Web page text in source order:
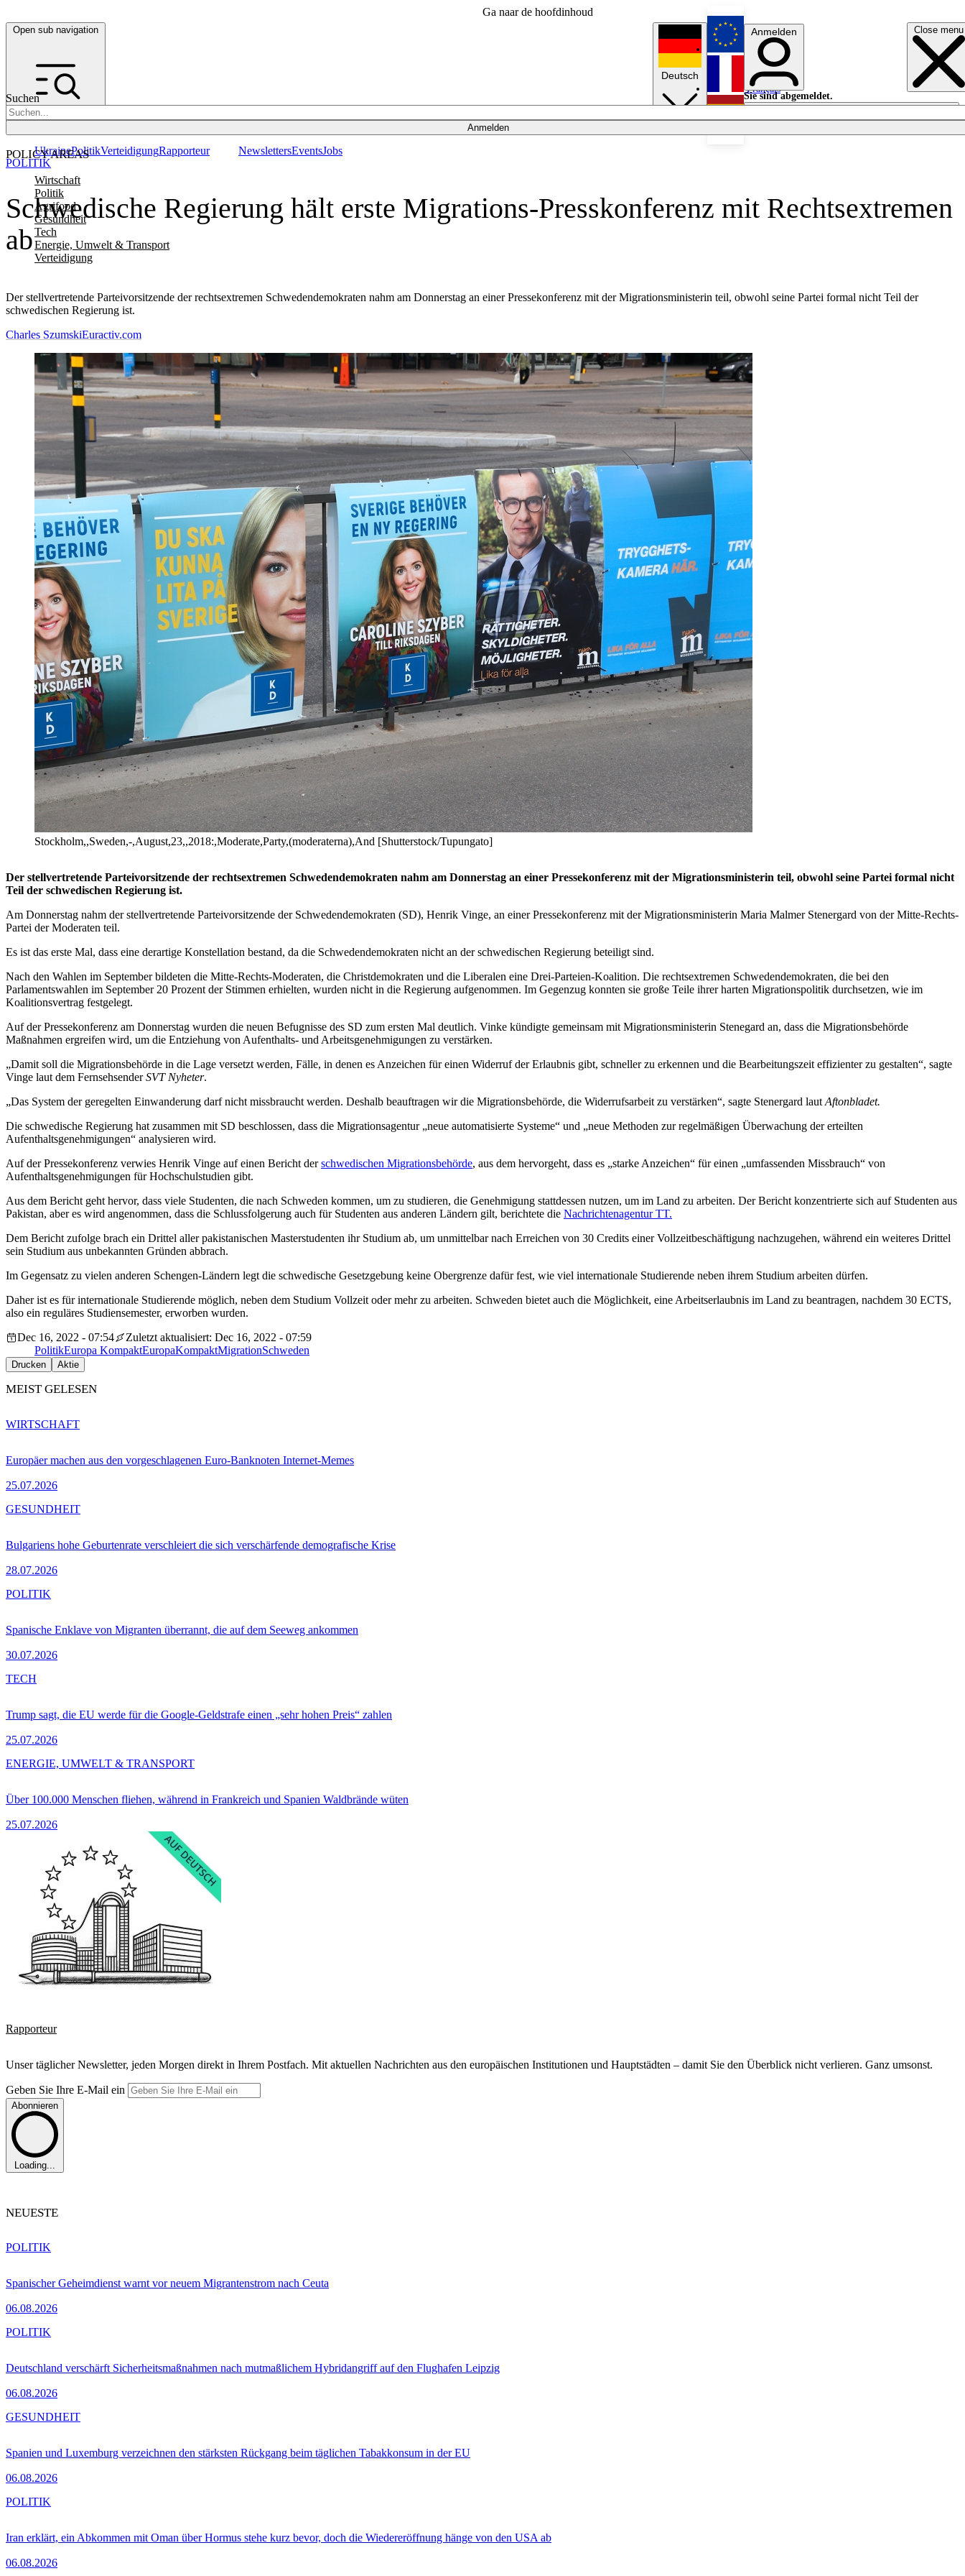
Ga naar de hoofdinhoud
Open sub navigation Close menu
Suchen
Anmelden
POLICY AREAS
Wirtschaft
Politik
Agrifood
Gesundheit
Tech
Energie, Umwelt & Transport
Verteidigung
UkrainePolitikVerteidigungRapporteur NewslettersEventsJobs
Deutsch
English
Français
Anmelden
Sie sind abgemeldet.
Anmelden
Licht aus
Schwedische Regierung hält erste Migrations-Presskonferenz mit Rechtsextremen
ab
Der stellvertretende Parteivorsitzende der rechtsextremen Schwedendemokraten nahm am Donnerstag an einer Pressekonferenz mit der Migrationsministerin teil, obwohl seine Partei formal nicht Teil der
schwedischen Regierung ist.
POLITIK
Charles SzumskiEuractiv.com
Stockholm,,Sweden,-,August,23,,2018:,Moderate,Party,(moderaterna),And [Shutterstock/Tupungato]
Der stellvertretende Parteivorsitzende der rechtsextremen Schwedendemokraten nahm am Donnerstag an einer Pressekonferenz mit der Migrationsministerin teil, obwohl seine Partei formal nicht
Teil der schwedischen Regierung ist.
Am Donnerstag nahm der stellvertretende Parteivorsitzende der Schwedendemokraten (SD), Henrik Vinge, an einer Pressekonferenz mit der Migrationsministerin Maria Malmer Stenergard von der Mitte-Rechts-
Partei der Moderaten teil.
Es ist das erste Mal, dass eine derartige Konstellation bestand, da die Schwedendemokraten nicht an der schwedischen Regierung beteiligt sind.
Nach den Wahlen im September bildeten die Mitte-Rechts-Moderaten, die Christdemokraten und die Liberalen eine Drei-Parteien-Koalition. Die rechtsextremen Schwedendemokraten, die bei den
Parlamentswahlen im September 20 Prozent der Stimmen erhielten, wurden nicht in die Regierung aufgenommen. Im Gegenzug konnten sie große Teile ihrer harten Migrationspolitik durchsetzen, wie im
Koalitionsvertrag festgelegt.
Auf der Pressekonferenz am Donnerstag wurden die neuen Befugnisse des SD zum ersten Mal deutlich. Vinke kündigte gemeinsam mit Migrationsministerin Stenegard an, dass die Migrationsbehörde
Maßnahmen ergreifen wird, um die Entziehung von Aufenthalts- und Arbeitsgenehmigungen zu verstärken.
„Damit soll die Migrationsbehörde in die Lage versetzt werden, Fälle, in denen es Anzeichen für einen Widerruf der Erlaubnis gibt, schneller zu erkennen und die Bearbeitungszeit effizienter zu gestalten“, sagte
Vinge laut dem FernsehsenderSVT Nyheter.
„Das System der geregelten Einwanderung darf nicht missbraucht werden. Deshalb beauftragen wir die Migrationsbehörde, die Widerrufsarbeit zu verstärken“, sagte Stenergard laut Aftonbladet.
Die schwedische Regierung hat zusammen mit SD beschlossen, dass die Migrationsagentur „neue automatisierte Systeme“ und „neue Methoden zur regelmäßigen Überwachung der erteilten
Aufenthaltsgenehmigungen“ analysieren wird.
Auf der Pressekonferenz verwies Henrik Vinge auf einen Bericht derschwedischen Migrationsbehörde, aus dem hervorgeht, dass es „starke Anzeichen“ für einen „umfassenden Missbrauch“ von
Aufenthaltsgenehmigungen für Hochschulstudien gibt.
Aus dem Bericht geht hervor, dass viele Studenten, die nach Schweden kommen, um zu studieren, die Genehmigung stattdessen nutzen, um im Land zu arbeiten. Der Bericht konzentrierte sich auf Studenten aus
Pakistan, aber es wird angenommen, dass die Schlussfolgerung auch für Studenten aus anderen Ländern gilt, berichtete die Nachrichtenagentur TT.
Dem Bericht zufolge brach ein Drittel aller pakistanischen Masterstudenten ihr Studium ab, um unmittelbar nach Erreichen von 30 Credits einer Vollzeitbeschäftigung nachzugehen, während ein weiteres Drittel
sein Studium aus unbekannten Gründen abbrach.
Im Gegensatz zu vielen anderen Schengen-Ländern legt die schwedische Gesetzgebung keine Obergrenze dafür fest, wie viel internationale Studierende neben ihrem Studium arbeiten dürfen.
Daher ist es für internationale Studierende möglich, neben dem Studium Vollzeit oder mehr zu arbeiten. Schweden bietet auch die Möglichkeit, eine Arbeitserlaubnis im Land zu beantragen, nachdem 30 ECTS,
also ein reguläres Studiensemester, erworben wurden.
Dec 16, 2022 - 07:54
Zuletzt aktualisiert: Dec 16, 2022 - 07:59
PolitikEuropa KompaktEuropaKompaktMigrationSchweden
Drucken Aktie
MEIST GELESEN
Europäer machen aus den vorgeschlagenen Euro-Banknoten Internet-Memes
25.07.2026
WIRTSCHAFT
Bulgariens hohe Geburtenrate verschleiert die sich verschärfende demografische Krise
28.07.2026
GESUNDHEIT
Spanische Enklave von Migranten überrannt, die auf dem Seeweg ankommen
30.07.2026
POLITIK
Trump sagt, die EU werde für die Google-Geldstrafe einen „sehr hohen Preis“ zahlen
25.07.2026
TECH
Über 100.000 Menschen fliehen, während in Frankreich und Spanien Waldbrände wüten
25.07.2026
ENERGIE, UMWELT & TRANSPORT
Rapporteur
Unser täglicher Newsletter, jeden Morgen direkt in Ihrem Postfach. Mit aktuellen Nachrichten aus den europäischen Institutionen und Hauptstädten – damit Sie den Überblick nicht verlieren. Ganz umsonst.
Geben Sie Ihre E-Mail ein
Abonnieren
Loading...
NEUESTE
Spanischer Geheimdienst warnt vor neuem Migrantenstrom nach Ceuta
06.08.2026
POLITIK
Deutschland verschärft Sicherheitsmaßnahmen nach mutmaßlichem Hybridangriff auf den Flughafen Leipzig
06.08.2026
POLITIK
Spanien und Luxemburg verzeichnen den stärksten Rückgang beim täglichen Tabakkonsum in der EU
06.08.2026
GESUNDHEIT
Iran erklärt, ein Abkommen mit Oman über Hormus stehe kurz bevor, doch die Wiedereröffnung hänge von den USA ab
06.08.2026
POLITIK